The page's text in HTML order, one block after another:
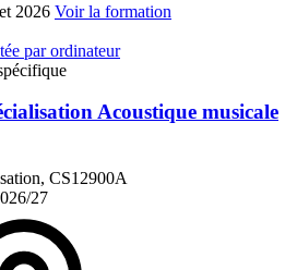
2026 Voir la formation
par ordinateur
Acoustique musicale
CS12900A
27